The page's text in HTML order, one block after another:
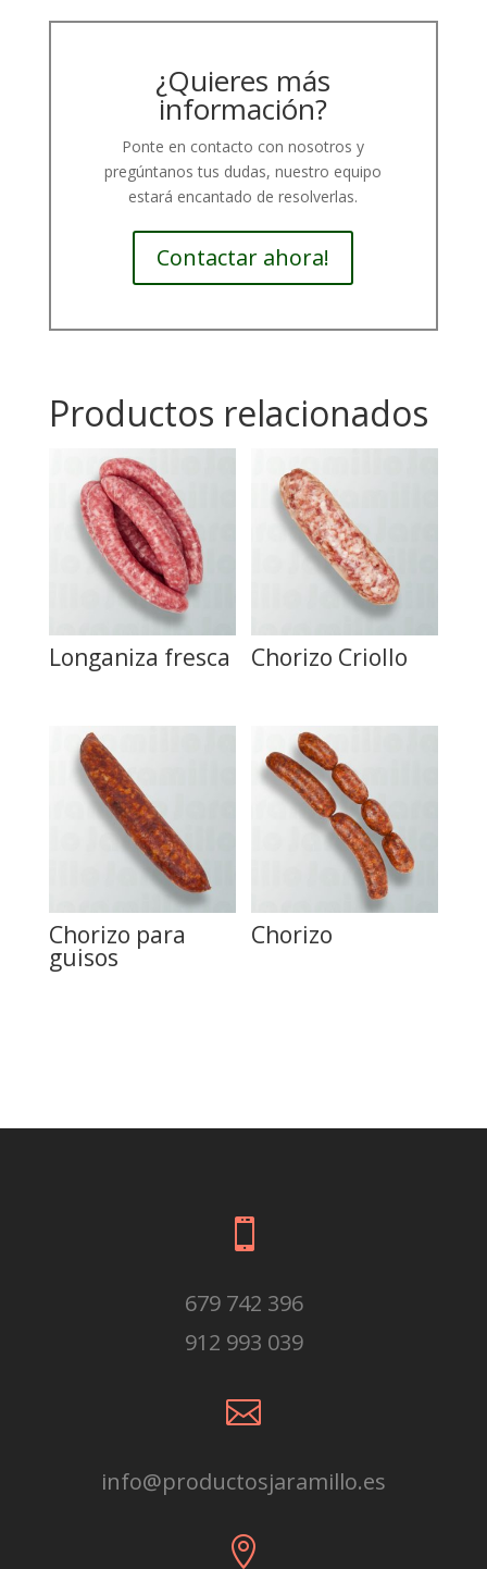
¿Quieres más
información?
Ponte en contacto con nosotros y
pregúntanos tus dudas, nuestro equipo
estará encantado de resolverlas.
Contactar ahora!
Productos relacionados
Longaniza fresca Chorizo Criollo
Chorizo para
guisos
Chorizo

679 742 396
912 993 039

info@productosjaramillo.es
